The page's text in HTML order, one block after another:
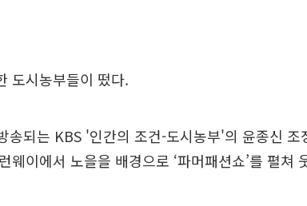
도시농부들이 떴다.
송되는 KBS '인간의 조건-도시농부'의 윤종신 조
웨이에서 노을을 배경으로 ‘파머패션쇼’를 펼쳐